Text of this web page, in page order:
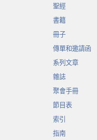
聖經
書籍
冊子
傳單和邀請函
系列文章
雜誌
聚會手冊
節目表
索引
指南